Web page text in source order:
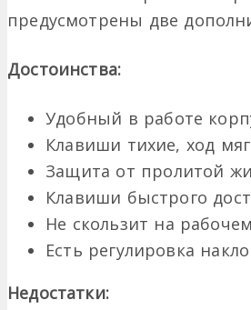
предусмотрены две
Достоинства:
Удобный в работе
Клавиши тихие, ход
Защита от пролитой
Клавиши быстрого
Не скользит на
Есть регулировка
Недостатки: